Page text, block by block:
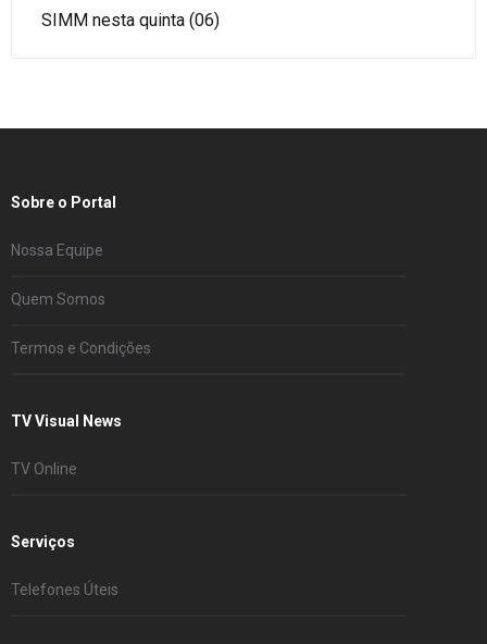
SIMM nesta quinta (06)
Sobre o Portal
Nossa Equipe
Quem Somos
Termos e Condições
TV Visual News
TV Online
Serviços
Telefones Úteis